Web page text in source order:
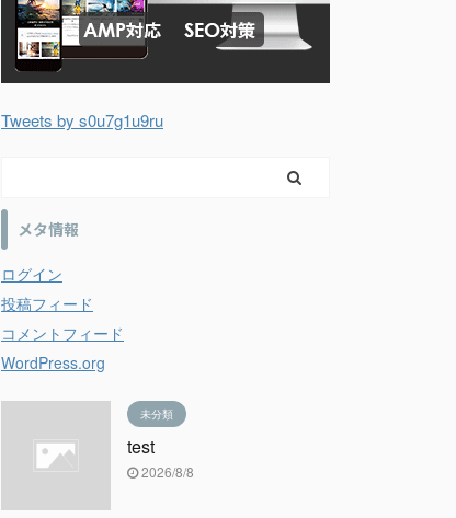
Tweets by s0u7g1u9ru
メタ情報
ログイン
投稿フィード
コメントフィード
WordPress.org
未分類
test
2026/8/8